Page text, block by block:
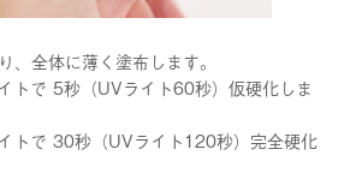
、全体に薄く塗布します。
トで 5秒（UVライト60秒）仮硬化しま
トで 30秒（UVライト120秒）完全硬化